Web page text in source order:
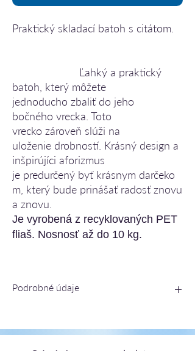
Praktický skladací batoh s citátom.
Ľahký a praktický
batoh, který môžete
jednoducho zbaliť do jeho
bočného vrecka. Toto
vrecko zároveň slúži na
uloženie drobností. Krásný design a
inšpirújíci aforizmus
je predurčený byť krásnym darčeko
m, který bude prinášať radosť znovu
a znovu.
Je vyrobená z recyklovaných PET
fliaš. Nosnosť až do 10 kg.
Podrobné údaje
rozmer všitého vrecka, do ktorého sa dá